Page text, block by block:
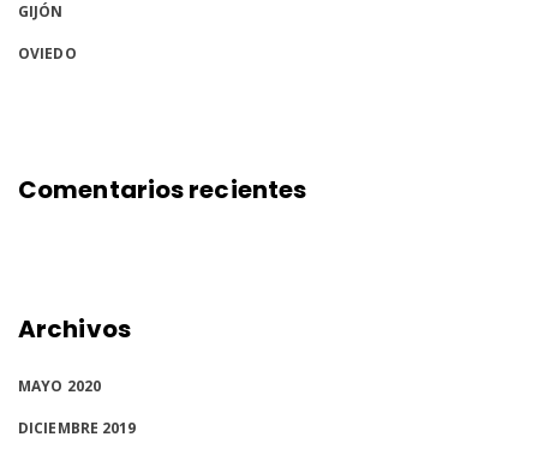
GIJÓN
OVIEDO
Comentarios recientes
Archivos
MAYO 2020
DICIEMBRE 2019